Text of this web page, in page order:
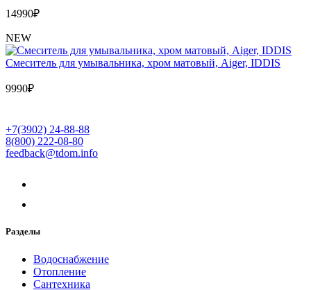
14990₽
NEW
Cмеситель для умывальника, хром матовый, Aiger, IDDIS
9990₽
+7(3902) 24-88-88
8(800) 222-08-80
feedback@tdom.info
Разделы
Водоснабжение
Отопление
Сантехника